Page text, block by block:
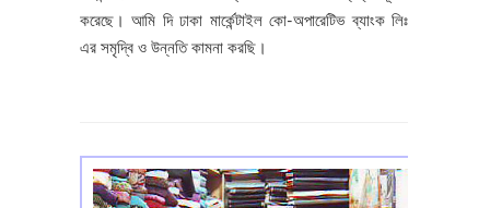
করেছে। আমি দি ঢাকা মার্কেন্টাইল কো-অপারেটিভ ব্যাংক লিঃ
এর সমৃদ্বি ও উন্নতি কামনা করছি।